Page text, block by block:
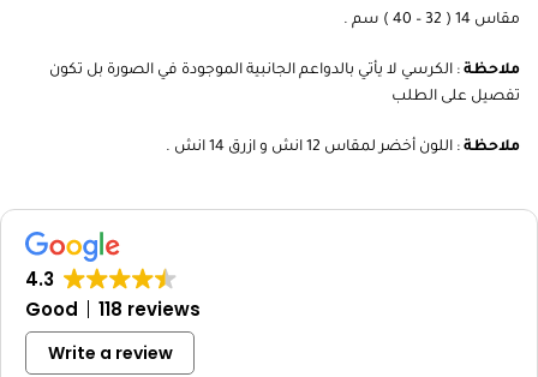
مقاس 14 ( 32 – 40 ) سم .
ملاحظة : الكرسي لا يأتي بالدواعم الجانبية الموجودة في الصورة بل تكون
تفصيل على الطلب
ملاحظة : اللون أخضر لمقاس 12 انش و ازرق 14 انش .
4.3
Good
118 reviews
Write a review